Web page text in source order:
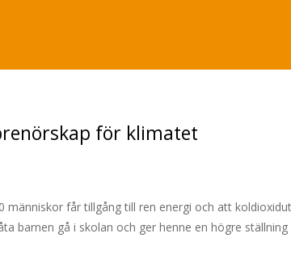
för klimatet
får tillgång till ren energi och att
barnen gå i skolan och ger henne en högre ställning